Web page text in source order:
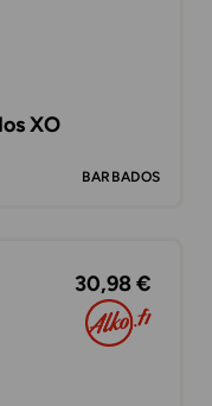
XO
BARBADOS
30,98 €